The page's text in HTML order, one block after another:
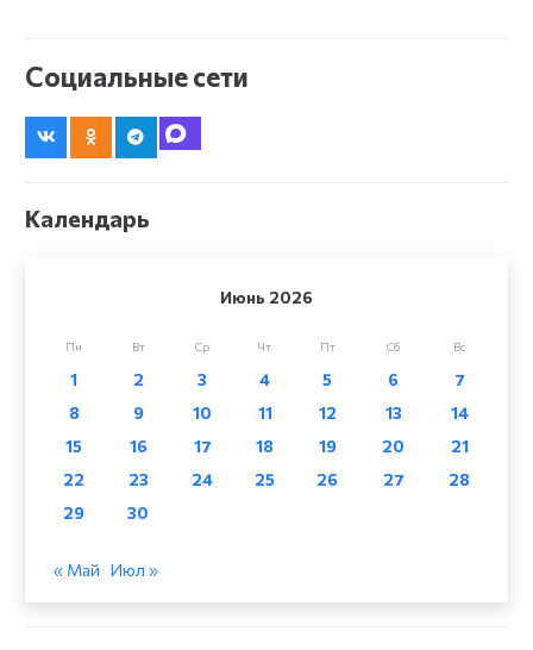
Социальные сети
Календарь
Июнь 2026
Пн Вт Ср Чт Пт Сб Вс
1 2 3 4 5 6
7
8
9 10 11 12 13
14
15
16 17 18 19 20
21
22
23 24 25 26 27
28
29
30
« Май Июл »